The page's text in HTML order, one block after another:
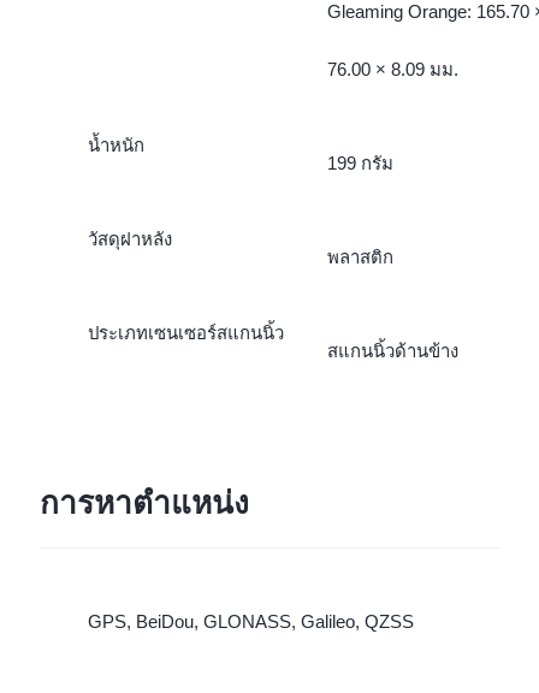
Gleaming Orange: 165.70
76.00 × 8.09 มม.
น้ำหนัก
199 กรัม
วัสดุฝาหลัง
พลาสติก
ประเภทเซนเซอร์สแกนนิ้ว
สแกนนิ้วด้านข้าง
การหาตำแหน่ง
GPS, BeiDou, GLONASS, Galileo, QZSS